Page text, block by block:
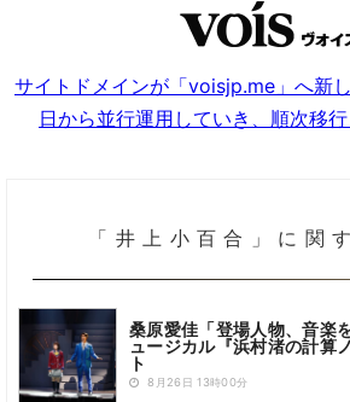
サイトドメインが「voisjp.me」へ新
日から並行運用していき、順次移行
「井上小百合」に関
桑原愛佳「登場人物、音楽
ュージカル『浜村渚の計算
ト
8月26日 13時00分